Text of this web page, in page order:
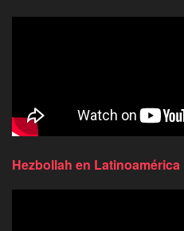
Hezbollah en Latinoamérica